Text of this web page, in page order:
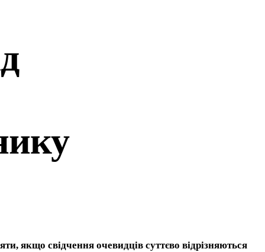
якщо свідчення очевидців суттєво відрізняються